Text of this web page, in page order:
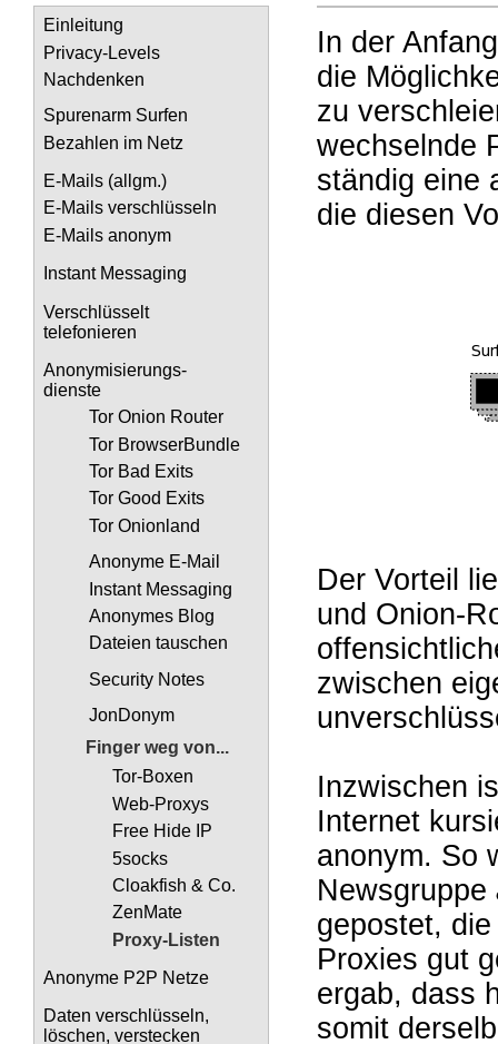
In der
die
zu
wechselnde
ständig eine
die diesen
Der Vorteil
und Onion-
zwischen
Inzwischen
Internet
anonym. So
Newsgruppe
gepostet,
Proxies gut
ergab, dass
somit
Einleitung
Privacy-Levels
Nachdenken
Spurenarm Surfen
Bezahlen im Netz
E-Mails (allgm.)
E-Mails verschlüsseln
E-Mails anonym
Instant Messaging
Verschlüsselt
telefonieren
Anonymisierungs-
dienste
Tor Onion Router
Tor BrowserBundle
Tor Bad Exits
Tor Good Exits
Tor Onionland
Anonyme E-Mail
Instant Messaging
Anonymes Blog
Dateien tauschen
Security Notes
JonDonym
Finger weg von...
Tor-Boxen
Web-Proxys
Free Hide IP
5socks
Cloakfish & Co.
ZenMate
Proxy-Listen
Anonyme P2P Netze
Daten verschlüsseln,
löschen, verstecken